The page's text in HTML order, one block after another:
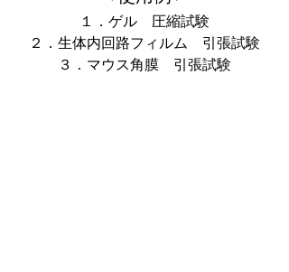
１．ゲル　圧縮試験
２．生体内回路フィルム　引張試験
３．マウス角膜　引張試験